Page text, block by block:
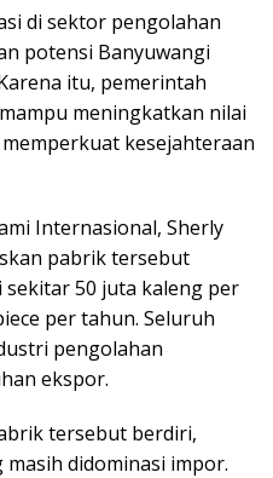
di sektor pengolahan
potensi Banyuwangi
itu, pemerintah
meningkatkan nilai
kesejahteraan
Internasional, Sherly
pabrik tersebut
50 juta kaleng per
per tahun. Seluruh
pengolahan
ekspor.
tersebut berdiri,
didominasi impor.